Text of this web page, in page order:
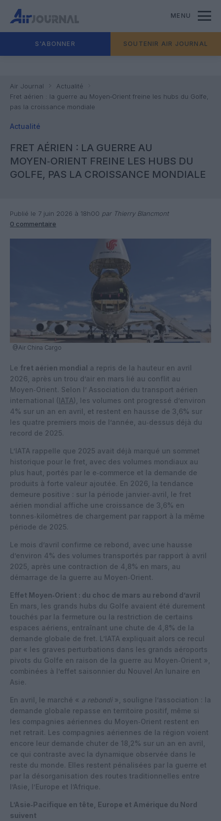
MENU
S'ABONNER SOUTENIR AIR JOURNAL
Air Journal
Actualité
Fret aérien : la guerre au Moyen‑Orient freine les hubs du Golfe,
pas la croissance mondiale
Actualité
FRET AÉRIEN : LA GUERRE AU
MOYEN‑ORIENT FREINE LES HUBS DU
GOLFE, PAS LA CROISSANCE MONDIALE
Publié le 7 juin 2026 à 18h00 par Thierry Blancmont
0 commentaire
@Air China Cargo
Le fret aérien mondial a repris de la hauteur en avril
2026, après un trou d’air en mars lié au conflit au
Moyen‑Orient. Selon l’ Association du transport aérien
international (IATA), les volumes ont progressé d’environ
4% sur un an en avril, et restent en hausse de 3,6% sur
les quatre premiers mois de l’année, au‑dessus déjà du
record de 2025.
L’IATA rappelle que 2025 avait déjà marqué un sommet
historique pour le fret, avec des volumes mondiaux au
plus haut, portés par le e‑commerce et la demande de
produits à forte valeur ajoutée. En 2026, la tendance
demeure positive : sur la période janvier‑avril, le fret
aérien mondial affiche une croissance de 3,6% en
tonnes‑kilomètres de chargement par rapport à la même
période de 2025.
Le mois d’avril confirme ce rebond, avec une hausse
d’environ 4% des volumes transportés par rapport à avril
2025, après une contraction de 4,8% en mars, au
démarrage de la guerre au Moyen‑Orient.
Effet Moyen‑Orient : du choc de mars au rebond d’avril
En mars, les grands hubs du Golfe avaient été durement
touchés par la fermeture ou la restriction de certains
espaces aériens, entraînant une chute de 4,8% de la
demande globale de fret. L’IATA expliquait alors ce recul
par « les graves perturbations dans les grands aéroports
pivots du Golfe en raison de la guerre au Moyen‑Orient »,
combinées à l’effet saisonnier du Nouvel An lunaire en
Asie.
En avril, le marché « a rebondi», souligne l’association : la
demande globale repasse en territoire positif, même si
les compagnies aériennes du Moyen‑Orient restent en
net retrait. Les compagnies aériennes de la région voient
encore leur demande chuter de 18,2% sur un an en avril,
ce qui contraste avec la dynamique observée dans le
reste du monde. Elles restent pénalisées par la guerre et
par la désorganisation des routes traditionnelles entre
l’Asie, l’Europe et l’Afrique.
L’Asie‑Pacifique en tête, Europe et Amérique du Nord
suivent